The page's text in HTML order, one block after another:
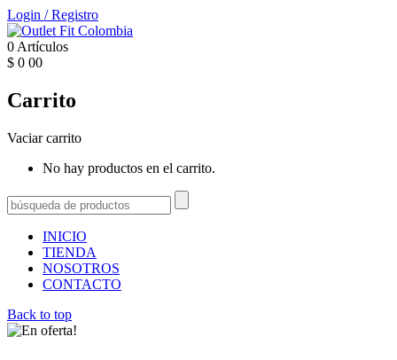
Login /Registro
0 Artículos
$ 0 00
Carrito
Vaciar carrito
No hay productos en el carrito.
INICIO
TIENDA
NOSOTROS
CONTACTO
Back to top